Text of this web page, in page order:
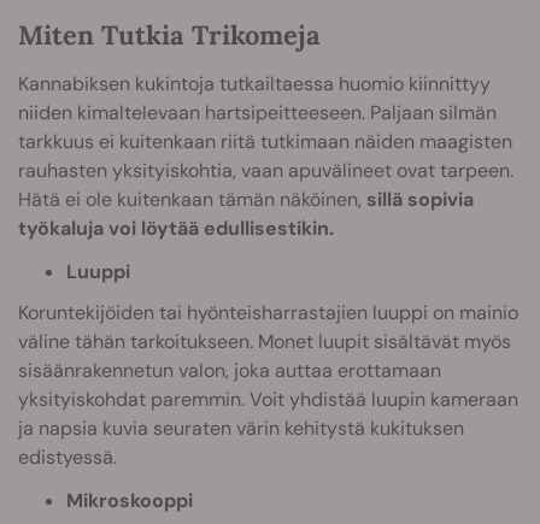
Miten Tutkia Trikomeja
Kannabiksen kukintoja tutkailtaessa huomio kiinnittyy
niiden kimaltelevaan hartsipeitteeseen. Paljaan silmän
tarkkuus ei kuitenkaan riitä tutkimaan näiden maagisten
rauhasten yksityiskohtia, vaan apuvälineet ovat tarpeen.
Hätä ei ole kuitenkaan tämän näköinen, sillä sopivia
työkaluja voi löytää edullisestikin.
Luuppi
Koruntekijöiden tai hyönteisharrastajien luuppi on mainio
väline tähän tarkoitukseen. Monet luupit sisältävät myös
sisäänrakennetun valon, joka auttaa erottamaan
yksityiskohdat paremmin. Voit yhdistää luupin kameraan
ja napsia kuvia seuraten värin kehitystä kukituksen
edistyessä.
Mikroskooppi